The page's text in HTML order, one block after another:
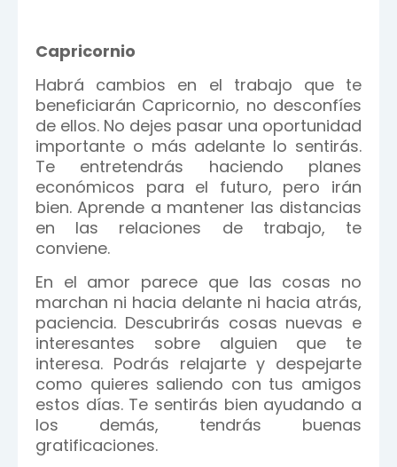
Capricornio
Habrá cambios en el trabajo que te
beneficiarán Capricornio, no desconfíes
de ellos. No dejes pasar una oportunidad
importante o más adelante lo sentirás.
Te entretendrás haciendo planes
económicos para el futuro, pero irán
bien. Aprende a mantener las distancias
en las relaciones de trabajo, te
conviene.
En el amor parece que las cosas no
marchan ni hacia delante ni hacia atrás,
paciencia. Descubrirás cosas nuevas e
interesantes sobre alguien que te
interesa. Podrás relajarte y despejarte
como quieres saliendo con tus amigos
estos días. Te sentirás bien ayudando a
los demás, tendrás buenas
gratificaciones.